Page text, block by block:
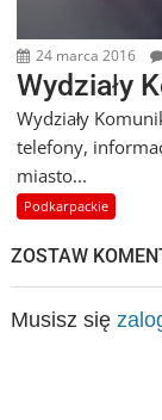
24 marca 2016
Wydziały
Wydziały
telefony,
miasto...
Podkarpackie
ZOSTAW
Musisz się